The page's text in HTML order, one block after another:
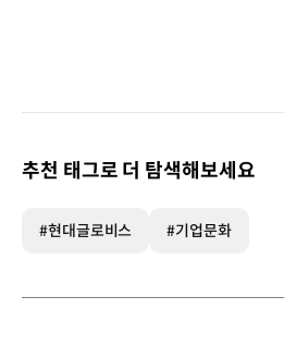
추천 태그로 더 탐색해보세요
#현대글로비스 #기업문화